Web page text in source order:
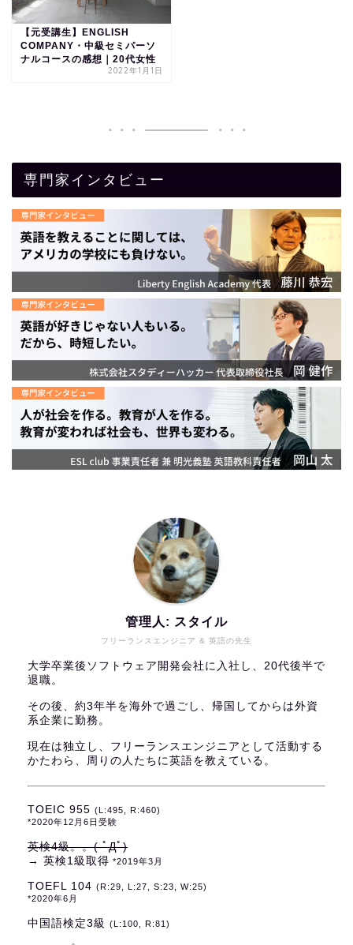
【元受講生】ENGLISH
COMPANY・中級セミパーソ
ナルコースの感想｜20代女性
2022年1月1日
専門家インタビュー
フリーランスエンジニア & 英語の先生
管理人: スタイル
大学卒業後ソフトウェア開発会社に入社し、20代後半で
退職。
その後、約3年半を海外で過ごし、帰国してからは外資
系企業に勤務。
現在は独立し、フリーランスエンジニアとして活動する
かたわら、周りの人たちに英語を教えている。
TOEIC 955 (L:495, R:460)
*2020年12月6日受験
英検4級。。( ﾟДﾟ)
→ 英検1級取得 *2019年3月
TOEFL 104 (R:29, L:27, S:23, W:25)
*2020年6月
中国語検定3級 (L:100, R:81)